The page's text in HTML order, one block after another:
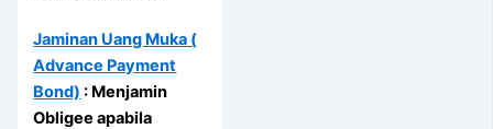
Jaminan Uang Muka (
Advance Payment
Bond) : Menjamin
Obligee apabila